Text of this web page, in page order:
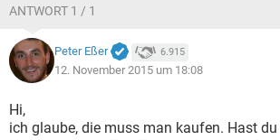
ANTWORT 1 / 1
Peter Eßer 6.915
12. November 2015 um 18:08
Hi,
ich glaube, die muss man kaufen. Hast